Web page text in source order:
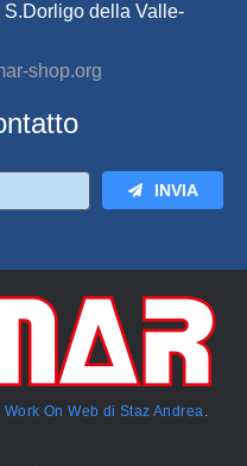
della Valle-
shop.org
INVIA
Work On Web di Staz Andrea.